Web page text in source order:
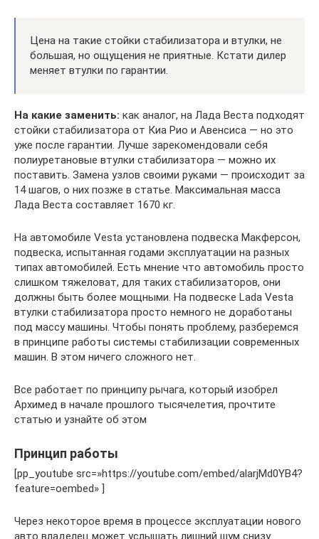
Цена на такие стойки стабилизатора и втулки, не
большая, но ощущения не приятные. Кстати дилер
меняет втулки по гарантии.
На какие заменить: как аналог, на Лада Веста подходят
стойки стабилизатора от Киа Рио и Авенсиса — но это
уже после гарантии. Лучше зарекомендовали себя
полиуретановые втулки стабилизатора — можно их
поставить. Замена узлов своими руками — происходит за
14 шагов, о них позже в статье. Максимальная масса
Лада Веста составляет 1670 кг.
На автомобиле Vesta установлена подвеска Макферсон,
подвеска, испытанная годами эксплуатации на разных
типах автомобилей. Есть мнение что автомобиль просто
слишком тяжеловат, для таких стабилизаторов, они
должны быть более мощными. На подвеске Lada Vesta
втулки стабилизатора просто немного не доработаны
под массу машины. Чтобы понять проблему, разберемся
в принципе работы системы стабилизации современных
машин. В этом ничего сложного нет.
Все работает по принципу рычага, который изобрел
Архимед в начале прошлого тысячелетия, прочтите
статью и узнайте об этом
Принцип работы
[pp_youtube src=»https://youtube.com/embed/alarjMd0YB4?
feature=oembed» ]
Через некоторое время в процессе эксплуатации нового
авто владелец может услышать лишний шум снизу